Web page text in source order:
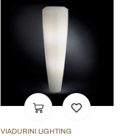
VIADURINI LIGHTING